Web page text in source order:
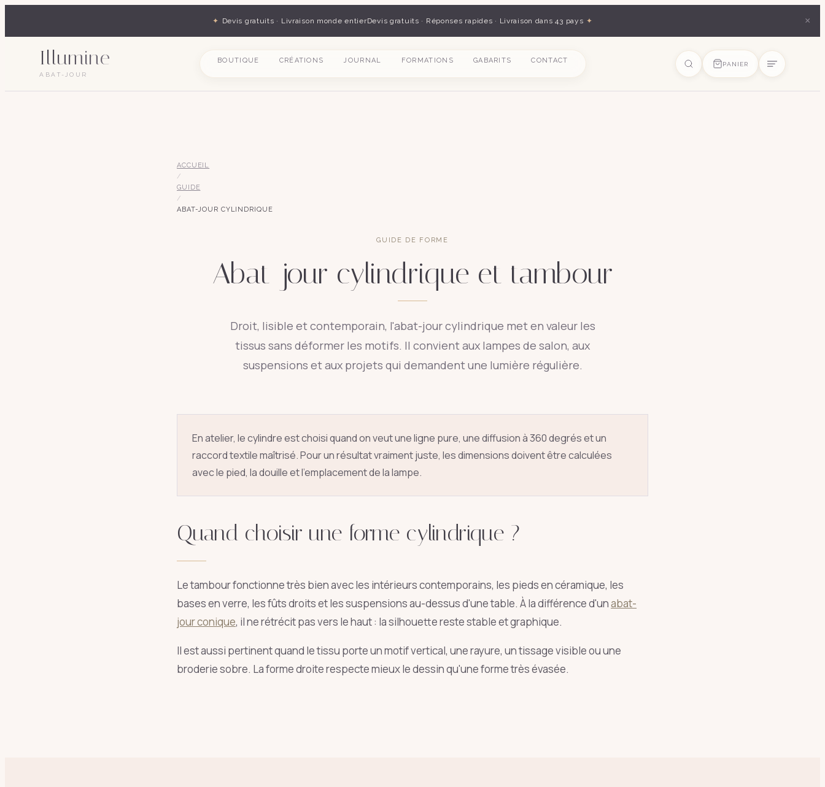
✦ Devis gratuits · Livraison monde entierDevis gratuits · Réponses rapides · Livraison dans 43 pays ✦ ×
Illumine
ABAT-JOUR
BOUTIQUE CRÉATIONS JOURNAL FORMATIONS GABARITS CONTACT PANIER
ACCUEIL
/
GUIDE
/
ABAT-JOUR CYLINDRIQUE
GUIDE DE FORME
Abat-jour cylindrique et tambour
Droit, lisible et contemporain, l'abat-jour cylindrique met en valeur les
tissus sans déformer les motifs. Il convient aux lampes de salon, aux
suspensions et aux projets qui demandent une lumière régulière.
En atelier, le cylindre est choisi quand on veut une ligne pure, une diffusion à 360 degrés et un
raccord textile maîtrisé. Pour un résultat vraiment juste, les dimensions doivent être calculées
avec le pied, la douille et l'emplacement de la lampe.
Quand choisir une forme cylindrique ?
Le tambour fonctionne très bien avec les intérieurs contemporains, les pieds en céramique, les
bases en verre, les fûts droits et les suspensions au-dessus d'une table. À la différence d'unabat-
jour conique, il ne rétrécit pas vers le haut : la silhouette reste stable et graphique.
Il est aussi pertinent quand le tissu porte un motif vertical, une rayure, un tissage visible ou une
broderie sobre. La forme droite respecte mieux le dessin qu'une forme très évasée.